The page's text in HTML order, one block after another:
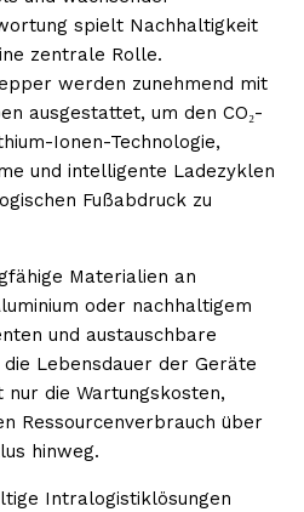
spielt Nachhaltigkeit
zentrale Rolle.
werden zunehmend mit
ausgestattet, um den CO₂-
Ionen-Technologie,
und intelligente Ladezyklen
Fußabdruck zu
Materialien an
oder nachhaltigem
und austauschbare
Lebensdauer der Geräte
die Wartungskosten,
Ressourcenverbrauch über
hinweg.
Intralogistiklösungen